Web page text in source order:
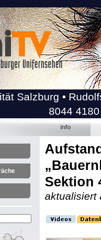
Salzburg •
8044
info
Sektion
aktualisiert